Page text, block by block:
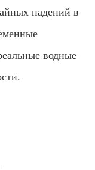
падений в
водные